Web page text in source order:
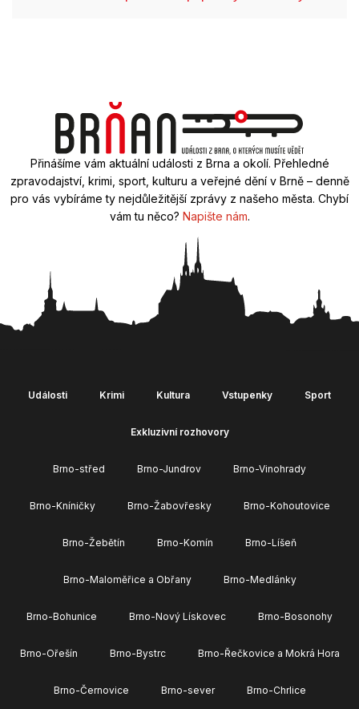
Přinášíme vám aktuální události z Brna a okolí. Přehledné
zpravodajství, krimi, sport, kulturu a veřejné dění v Brně – denně
pro vás vybíráme ty nejdůležitější zprávy z našeho města. Chybí
vám tu něco? Napište nám.
Události Krimi Kultura Vstupenky Sport
Exkluzivní rozhovory
Brno-střed Brno-Jundrov Brno-Vinohrady
Brno-Kníničky Brno-Žabovřesky Brno-Kohoutovice
Brno-Žebětín Brno-Komín Brno-Líšeň
Brno-Maloměřice a Obřany Brno-Medlánky
Brno-Bohunice Brno-Nový Lískovec Brno-Bosonohy
Brno-Ořešín Brno-Bystrc Brno-Řečkovice a Mokrá Hora
Brno-Černovice Brno-sever Brno-Chrlice